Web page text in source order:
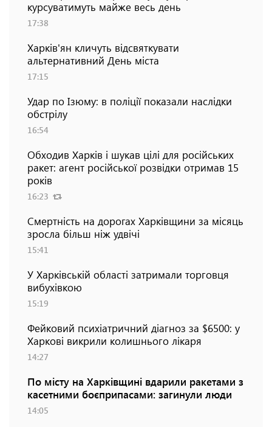
курсуватимуть майже весь день
17:38
Харків'ян кличуть відсвяткувати
альтернативний День міста
17:15
Удар по Ізюму: в поліції показали наслідки
обстрілу
16:54
Обходив Харків і шукав цілі для російських
ракет: агент російської розвідки отримав 15
років
16:23
Смертність на дорогах Харківщини за місяць
зросла більш ніж удвічі
15:41
У Харківській області затримали торговця
вибухівкою
15:19
Фейковий психіатричний діагноз за $6500: у
Харкові викрили колишнього лікаря
14:27
По місту на Харківщині вдарили ракетами з
касетними боєприпасами: загинули люди
14:05